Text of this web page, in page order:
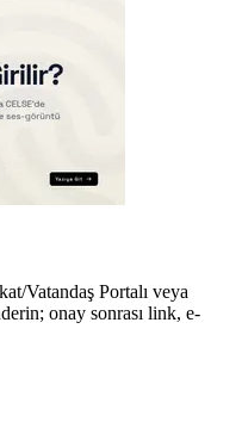
Vatandaş Portalı veya
onay sonrası link, e-